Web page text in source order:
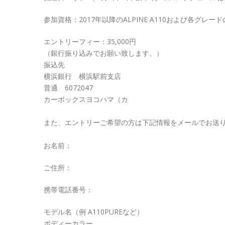
参加資格：2017年以降のALPINE A110および各グレード
エントリーフィー：35,000円
（銀行振り込みでお願い致します。）
振込先
横浜銀行 横浜駅前支店
普通 6072047
カーボックスヨコハマ（カ
また、エントリーご希望の方は下記情報をメールでお送
お名前：
ご住所：
携帯電話番号：
モデル名（例 A110PUREなど）